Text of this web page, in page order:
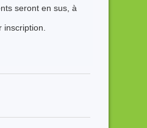
seront en sus, à